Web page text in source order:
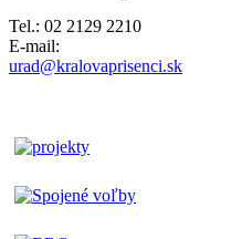
Tel.: 02 2129 2210
E-mail:
urad@kralovaprisenci.sk